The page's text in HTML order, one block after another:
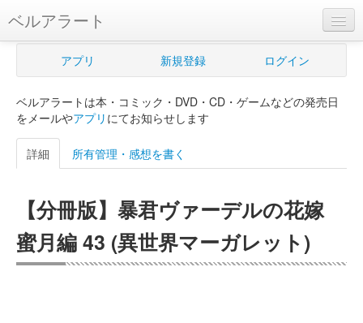
ベルアラート
ベルアラートとは
新規登録
ログイン
購入管理
Myシェルフ
アプリ 新規登録 ログイン
ベルアラートは本・コミック・DVD・CD・ゲームなどの発売日
をメールやアプリ にてお知らせします
詳細 所有管理・感想を書く
【分冊版】暴君ヴァーデルの花嫁
蜜月編 43 (異世界マーガレット)